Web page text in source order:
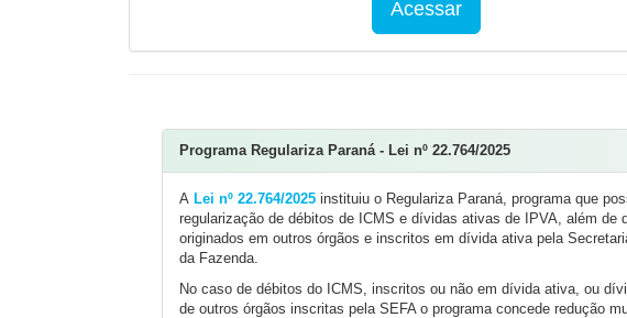
Acessar
Programa Regulariza Paraná - Lei nº 22.764/2025
A Lei nº 22.764/2025 instituiu o Regulariza Paraná, programa que
regularização de débitos de ICMS e dívidas ativas de IPVA, além de
originados em outros órgãos e inscritos em dívida ativa pela
da Fazenda.
No caso de débitos do ICMS, inscritos ou não em dívida ativa, ou
de outros órgãos inscritas pela SEFA o programa concede redução